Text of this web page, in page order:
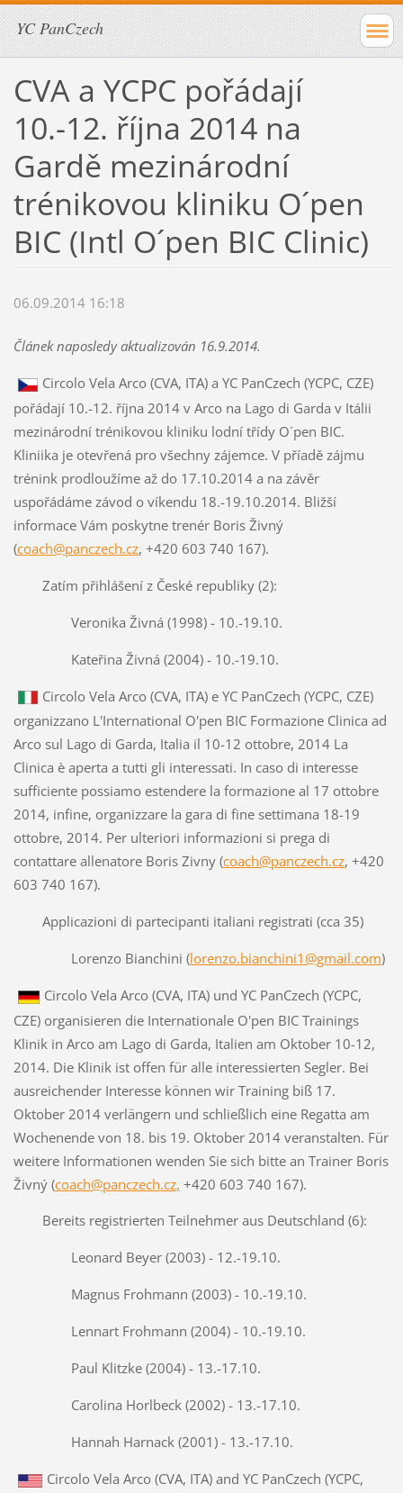
YC PanCzech
CVA a YCPC pořádají
10.-12. října 2014 na
Gardě mezinárodní
trénikovou kliniku O´pen
BIC (Intl O´pen BIC Clinic)
06.09.2014 16:18
Článek naposledy aktualizován 16.9.2014.
Circolo Vela Arco (CVA, ITA) a YC PanCzech (YCPC, CZE)
pořádají 10.-12. října 2014 v Arco na Lago di Garda v Itálii
mezinárodní trénikovou kliniku lodní třídy O´pen BIC.
Kliniika je otevřená pro všechny zájemce. V příadě zájmu
trénink prodloužíme až do 17.10.2014 a na závěr
uspořádáme závod o víkendu 18.-19.10.2014. Bližší
informace Vám poskytne trenér Boris Živný
(coach@panczech.cz, +420 603 740 167).
Zatím přihlášení z České republiky (2):
Veronika Živná (1998) - 10.-19.10.
Kateřina Živná (2004) - 10.-19.10.
Circolo Vela Arco (CVA, ITA) e YC PanCzech (YCPC, CZE)
organizzano L'International O'pen BIC Formazione Clinica ad
Arco sul Lago di Garda, Italia il 10-12 ottobre, 2014 La
Clinica è aperta a tutti gli interessati. In caso di interesse
sufficiente possiamo estendere la formazione al 17 ottobre
2014, infine, organizzare la gara di fine settimana 18-19
ottobre, 2014. Per ulteriori informazioni si prega di
contattare allenatore Boris Zivny (coach@panczech.cz, +420
603 740 167).
Applicazioni di partecipanti italiani registrati (cca 35)
Lorenzo Bianchini (lorenzo.bianchini1@gmail.com)
Circolo Vela Arco (CVA, ITA) und YC PanCzech (YCPC,
CZE) organisieren die Internationale O'pen BIC Trainings
Klinik in Arco am Lago di Garda, Italien am Oktober 10-12,
2014. Die Klinik ist offen für alle interessierten Segler. Bei
ausreichender Interesse können wir Training biß 17.
Oktober 2014 verlängern und schließlich eine Regatta am
Wochenende von 18. bis 19. Oktober 2014 veranstalten. Für
weitere Informationen wenden Sie sich bitte an Trainer Boris
Živný (coach@panczech.cz, +420 603 740 167).
Bereits registrierten Teilnehmer aus Deutschland (6):
Leonard Beyer (2003) - 12.-19.10.
Magnus Frohmann (2003) - 10.-19.10.
Lennart Frohmann (2004) - 10.-19.10.
Paul Klitzke (2004) - 13.-17.10.
Carolina Horlbeck (2002) - 13.-17.10.
Hannah Harnack (2001) - 13.-17.10.
Circolo Vela Arco (CVA, ITA) and YC PanCzech (YCPC,